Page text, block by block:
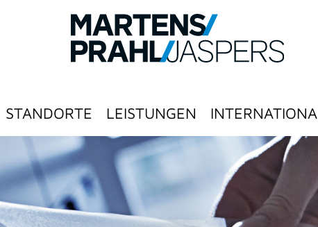
STANDORTE LEISTUNGEN